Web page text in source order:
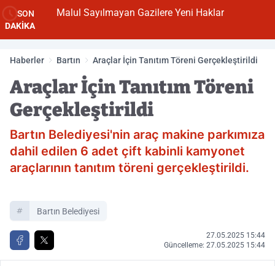
SON
DAKİKA
Malul Sayılmayan Gazilere Yeni Haklar
Haberler Bartın Araçlar İçin Tanıtım Töreni Gerçekleştirildi
Araçlar İçin Tanıtım Töreni
Gerçekleştirildi
Bartın Belediyesi'nin araç makine parkımıza
dahil edilen 6 adet çift kabinli kamyonet
araçlarının tanıtım töreni gerçekleştirildi.
Bartın Belediyesi
27.05.2025 15:44
Güncelleme: 27.05.2025 15:44